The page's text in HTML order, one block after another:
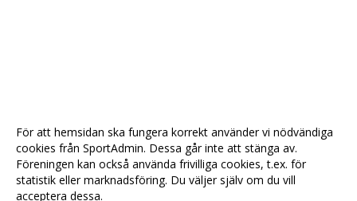
För att hemsidan ska fungera korrekt använder vi nödvändiga
cookies från SportAdmin. Dessa går inte att stänga av.
Föreningen kan också använda frivilliga cookies, t.ex. för
statistik eller marknadsföring. Du väljer själv om du vill
acceptera dessa.